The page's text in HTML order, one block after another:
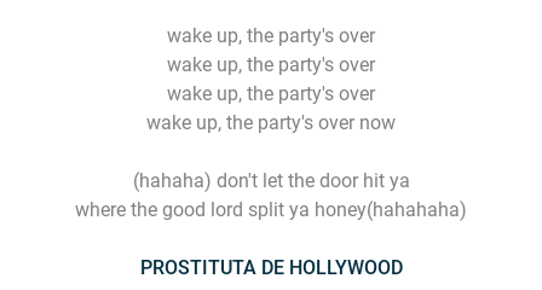
wake up, the party's over
wake up, the party's over
wake up, the party's over
wake up, the party's over now
(hahaha) don't let the door hit ya
where the good lord split ya honey(hahahaha)
PROSTITUTA DE HOLLYWOOD